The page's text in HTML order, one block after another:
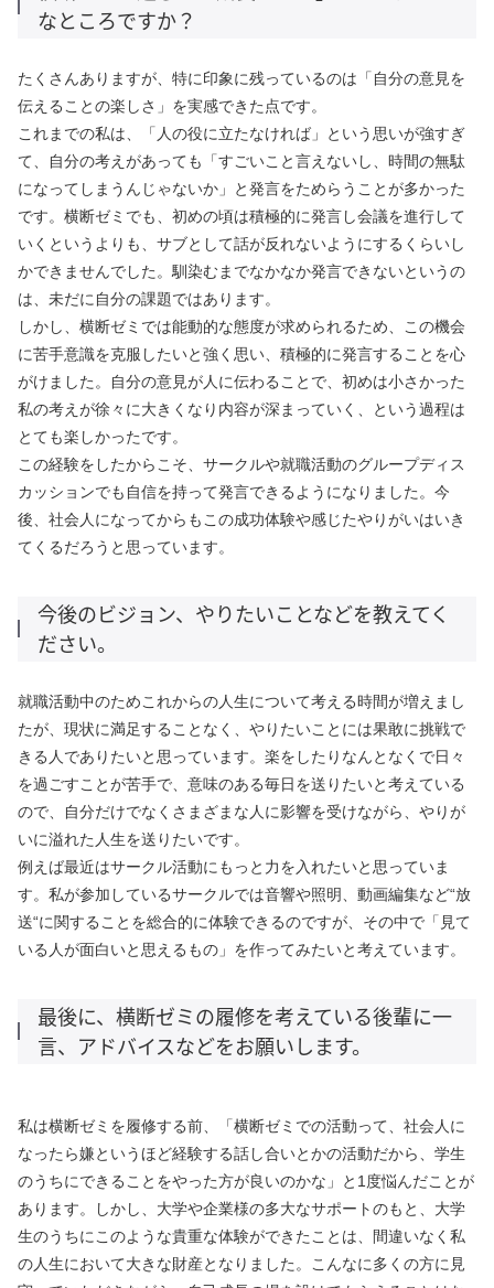
なところですか？
たくさんありますが、特に印象に残っているのは「自分の意見を
伝えることの楽しさ」を実感できた点です。
これまでの私は、「人の役に立たなければ」という思いが強すぎ
て、自分の考えがあっても「すごいこと言えないし、時間の無駄
になってしまうんじゃないか」と発言をためらうことが多かった
です。横断ゼミでも、初めの頃は積極的に発言し会議を進行して
いくというよりも、サブとして話が反れないようにするくらいし
かできませんでした。馴染むまでなかなか発言できないというの
は、未だに自分の課題ではあります。
しかし、横断ゼミでは能動的な態度が求められるため、この機会
に苦手意識を克服したいと強く思い、積極的に発言することを心
がけました。自分の意見が人に伝わることで、初めは小さかった
私の考えが徐々に大きくなり内容が深まっていく、という過程は
とても楽しかったです。
この経験をしたからこそ、サークルや就職活動のグループディス
カッションでも自信を持って発言できるようになりました。今
後、社会人になってからもこの成功体験や感じたやりがいはいき
てくるだろうと思っています。
今後のビジョン、やりたいことなどを教えてく
ださい。
就職活動中のためこれからの人生について考える時間が増えまし
たが、現状に満足することなく、やりたいことには果敢に挑戦で
きる人でありたいと思っています。楽をしたりなんとなくで日々
を過ごすことが苦手で、意味のある毎日を送りたいと考えている
ので、自分だけでなくさまざまな人に影響を受けながら、やりが
いに溢れた人生を送りたいです。
例えば最近はサークル活動にもっと力を入れたいと思っていま
す。私が参加しているサークルでは音響や照明、動画編集など“放
送“に関することを総合的に体験できるのですが、その中で「見て
いる人が面白いと思えるもの」を作ってみたいと考えています。
最後に、横断ゼミの履修を考えている後輩に一
言、アドバイスなどをお願いします。
私は横断ゼミを履修する前、「横断ゼミでの活動って、社会人に
なったら嫌というほど経験する話し合いとかの活動だから、学生
のうちにできることをやった方が良いのかな」と1度悩んだことが
あります。しかし、大学や企業様の多大なサポートのもと、大学
生のうちにこのような貴重な体験ができたことは、間違いなく私
の人生において大きな財産となりました。こんなに多くの方に見